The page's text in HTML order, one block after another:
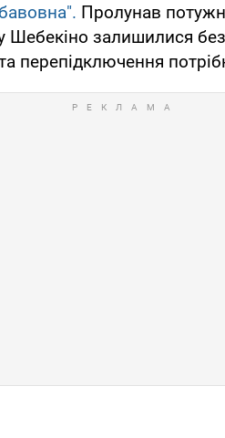
Пролунав
Шебекіно залишилися
перепідключення